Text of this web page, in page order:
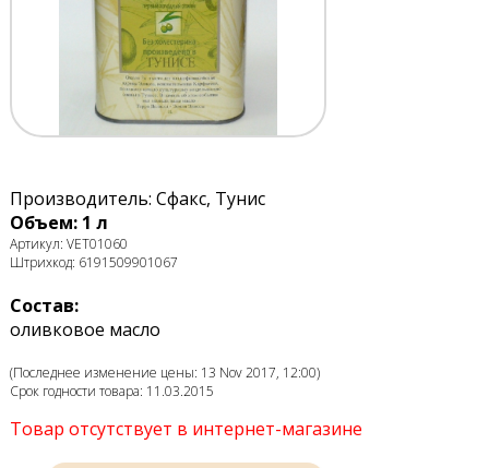
Производитель: Сфакс, Тунис
Объем: 1 л
Артикул: VET01060
Штрихкод: 6191509901067
Состав:
оливковое масло
(Последнее изменение цены: 13 Nov 2017, 12:00)
Срок годности товара: 11.03.2015
Товар отсутствует в интернет-магазине